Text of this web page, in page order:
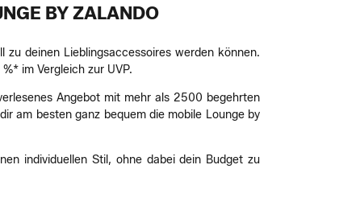
BY ZALANDO
deinen Lieblingsaccessoires werden können.
im Vergleich zur UVP.
Angebot mit mehr als 2500 begehrten
am besten ganz bequem die mobile Lounge by
individuellen Stil, ohne dabei dein Budget zu